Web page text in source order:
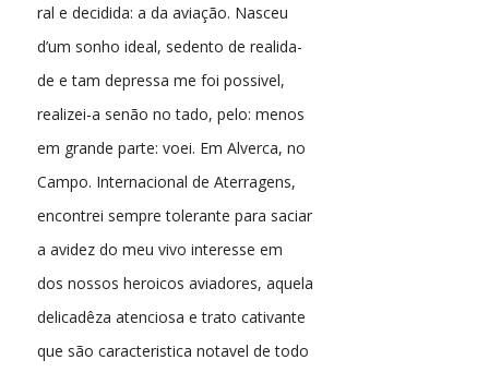
ral e decidida: a da aviação. Nasceu
d’um sonho ideal, sedento de realida-
de e tam depressa me foi possivel,
realizei-a senão no tado, pelo: menos
em grande parte: voei. Em Alverca, no
Campo. Internacional de Aterragens,
encontrei sempre tolerante para saciar
a avidez do meu vivo interesse em
dos nossos heroicos aviadores, aquela
delicadêza atenciosa e trato cativante
que são caracteristica notavel de todo